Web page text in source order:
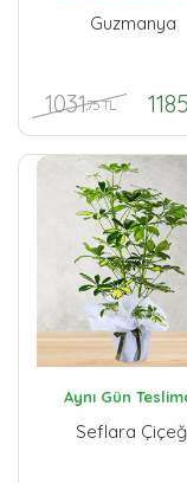
Guzmanya
1031,75 TL 1185
Aynı Gün
Seflara